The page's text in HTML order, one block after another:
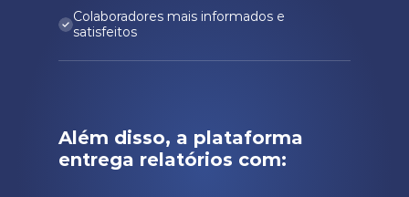
Colaboradores mais informados e
satisfeitos
Além disso, a plataforma
entrega relatórios com: